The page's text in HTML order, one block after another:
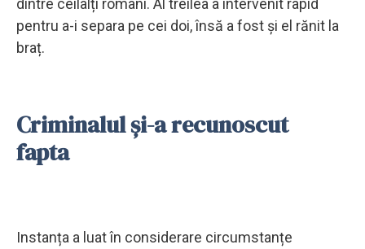
pentru a-i separa pe cei doi, însă a fost și el rănit la
braț.
Criminalul și-a recunoscut
fapta
Instanța a luat în considerare circumstanțe